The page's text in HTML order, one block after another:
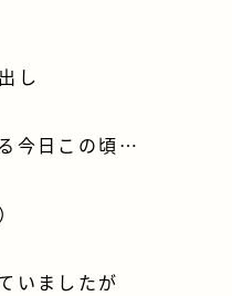
し
今日この頃…
いましたが